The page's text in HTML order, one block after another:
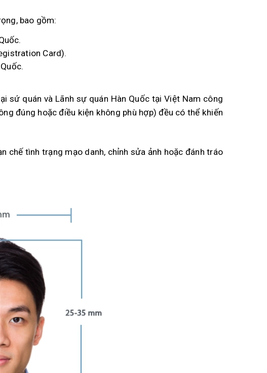
bao gồm:
Card).
sứ quán và Lãnh sự quán Hàn Quốc tại Việt Nam công
đúng hoặc điều kiện không phù hợp) đều có thể khiến
chế tình trạng mạo danh, chỉnh sửa ảnh hoặc đánh tráo